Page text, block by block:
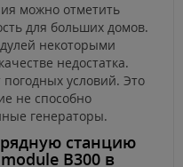
можно отметить
для больших домов.
некоторыми
недостатка.
условий. Это
не способно
генераторы.
станцию
B300 в